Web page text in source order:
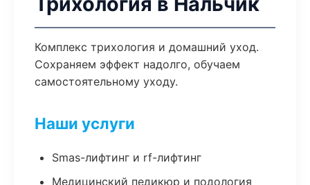
Комплекс трихология и домашний уход.
Сохраняем эффект надолго, обучаем
самостоятельному уходу.
Наши услуги
Smas-лифтинг и rf-лифтинг
Медицинский педикюр и подология